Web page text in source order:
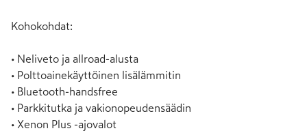
Kohokohdat:
• Neliveto ja allroad-alusta
• Polttoainekäyttöinen lisälämmitin
• Bluetooth-handsfree
• Parkkitutka ja vakionopeudensäädin
• Xenon Plus -ajovalot